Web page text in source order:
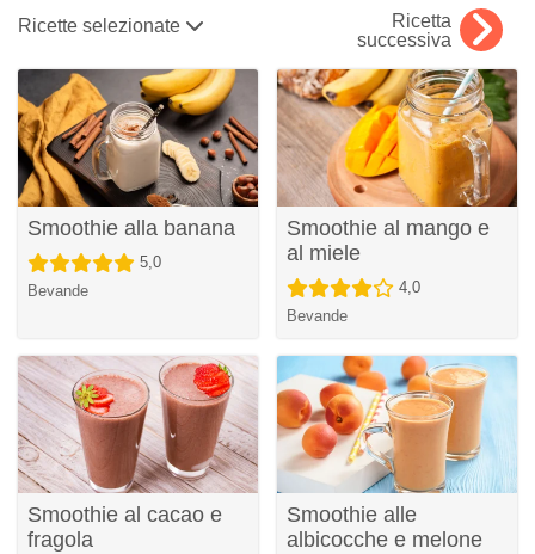
Ricette selezionate
Ricetta
successiva
Smoothie alla banana
5,0
Bevande
Smoothie al mango e
al miele
4,0
Bevande
Smoothie al cacao e
fragola
Smoothie alle
albicocche e melone